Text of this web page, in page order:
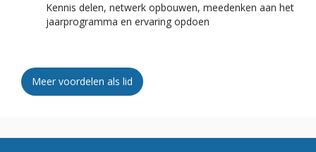
Kennis delen, netwerk opbouwen, meedenken aan het
jaarprogramma en ervaring opdoen
Meer voordelen als lid